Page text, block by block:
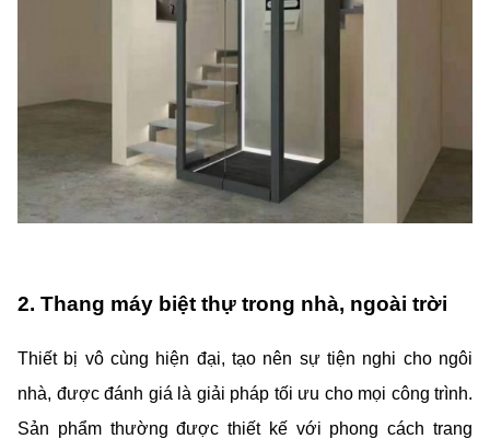
2. Thang máy biệt thự trong nhà, ngoài trời
Thiết bị vô cùng hiện đại, tạo nên sự tiện nghi cho ngôi
nhà, được đánh giá là giải pháp tối ưu cho mọi công trình.
Sản phẩm thường được thiết kế với phong cách trang